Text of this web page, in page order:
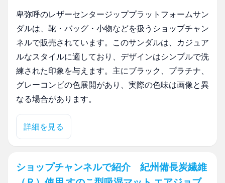
卑弥呼のレザーセンタージッププラットフォームサン
ダルは、靴・バッグ・小物などを扱うショップチャン
ネルで販売されています。このサンダルは、カジュア
ルなスタイルに適しており、デザインはシンプルで洗
練された印象を与えます。主にブラック、プラチナ、
グレーコンビの色展開があり、実際の色味は画像と異
なる場合があります。
詳細を見る
ショップチャンネルで紹介 紀州備長炭繊維